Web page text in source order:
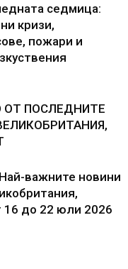
седмица:
кризи,
пожари и
ПОСЛЕДНИТЕ
важните новини
16 до 22 юли 2026